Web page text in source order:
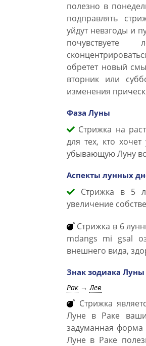
полезно в
подправлять
уйдут невзгоды и
обретет новый
вторник или
изменения
Фаза Луны
Стрижка на
для тех, кто
убывающую Луну
Аспекты лунных
Стрижка в 5
увеличение
Стрижка в 6
mdangs mi gsal
внешнего вида,
Знак зодиака Луны
Рак→Лев
Стрижка
Луне в Раке
задуманная форма
Луне в Раке